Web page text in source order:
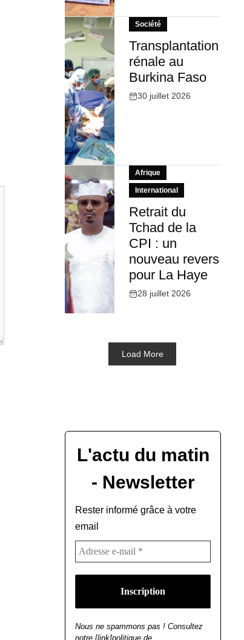
Société
Transplantation
rénale au
Burkina Faso
30 juillet 2026
Afrique
International
Retrait du
Tchad de la
CPI : un
nouveau revers
pour La Haye
28 juillet 2026
Load More
L'actu du matin
- Newsletter
Rester informé grâce à votre
email
Nous ne spammons pas ! Consultez
notre [link]politique de